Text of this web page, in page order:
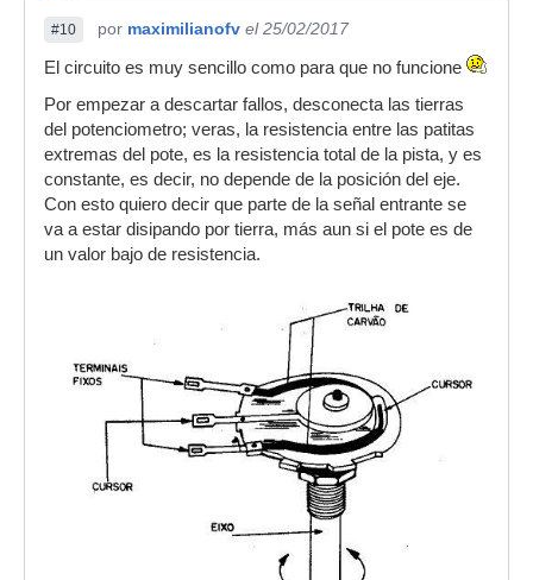
#10 por maximilianofv el 25/02/2017
El circuito es muy sencillo como para que no funcione
Por empezar a descartar fallos, desconecta las tierras
del potenciometro; veras, la resistencia entre las patitas
extremas del pote, es la resistencia total de la pista, y es
constante, es decir, no depende de la posición del eje.
Con esto quiero decir que parte de la señal entrante se
va a estar disipando por tierra, más aun si el pote es de
un valor bajo de resistencia.